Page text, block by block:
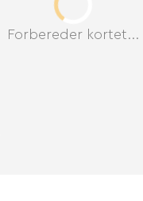
Forbereder kortet...